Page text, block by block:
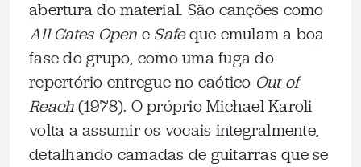
abertura do material. São canções como
All Gates Open e Safeque emulam a boa
fase do grupo, como uma fuga do
repertório entregue no caótico Out of
Reach(1978). O próprio Michael Karoli
volta a assumir os vocais integralmente,
detalhando camadas de guitarras que se